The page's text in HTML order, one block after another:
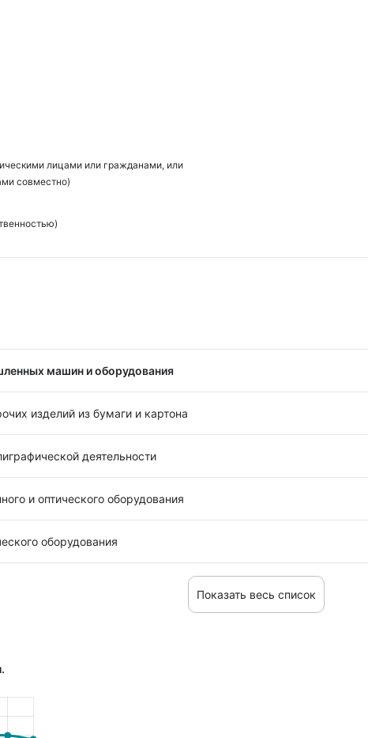
лицами или гражданами, или
совместно)
машин и оборудования
изделий из бумаги и картона
деятельности
и оптического оборудования
оборудования
Показать весь список